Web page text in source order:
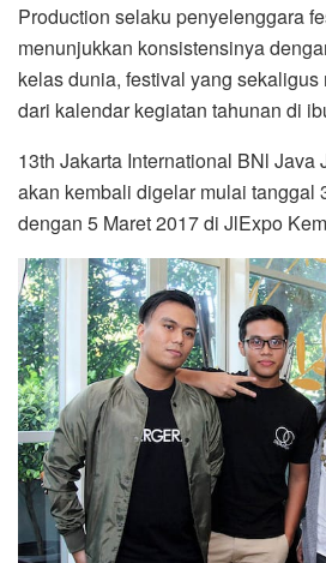
Production selaku penyelenggara
menunjukkan konsistensinya
kelas dunia, festival yang
dari kalendar kegiatan tahunan di
13th Jakarta International BNl Java
akan kembali digelar mulai tanggal
dengan 5 Maret 2017 di JlExpo